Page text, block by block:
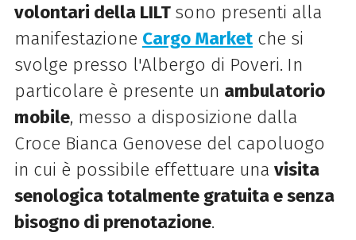
volontari della LILT sono presenti alla
manifestazione Cargo Marketche si
svolge presso l'Albergo di Poveri. In
particolare è presente un ambulatorio
mobile, messo a disposizione dalla
Croce Bianca Genovese del capoluogo
in cui è possibile effettuare una visita
senologica totalmente gratuita e senza
bisogno di prenotazione.